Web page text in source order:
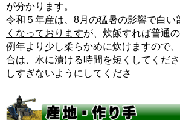
が分かります。
令和５年産は、8月の猛暑の影響で白い
くなっておりますが、炊飯すれば普通
例年より少し柔らかめに炊けますので
合は、水に漬ける時間を短くしてくだ
しすぎないようにしてくださ